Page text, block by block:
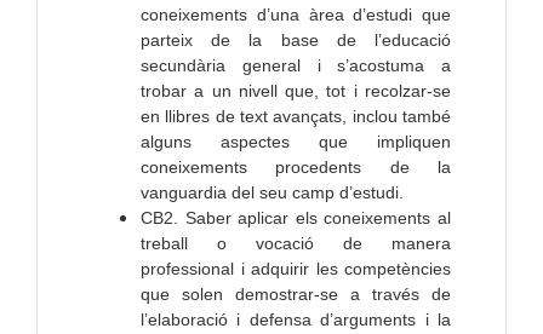
coneixements d’una àrea d’estudi que
parteix de la base de l’educació
secundària general i s’acostuma a
trobar a un nivell que, tot i recolzar-se
en llibres de text avançats, inclou també
alguns aspectes que impliquen
coneixements procedents de la
vanguardia del seu camp d’estudi.
CB2. Saber aplicar els coneixements al
treball o vocació de manera
professional i adquirir les competències
que solen demostrar-se a través de
l’elaboració i defensa d’arguments i la